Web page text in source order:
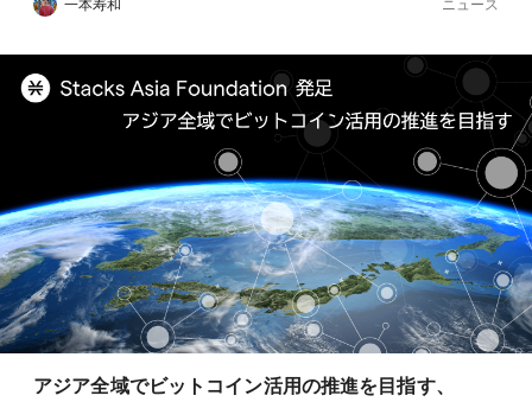
一本寿和
アジア全域でビットコイン活用の推進を目指す、